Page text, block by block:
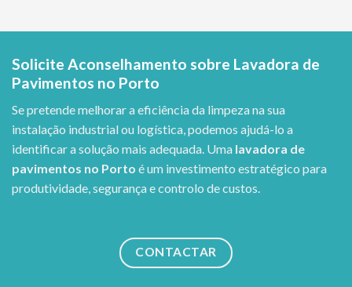
Solicite Aconselhamento sobre Lavadora de
Pavimentos no Porto
Se pretende melhorar a eficiência da limpeza na sua
instalação industrial ou logística, podemos ajudá-lo a
identificar a solução mais adequada. Uma lavadora de
pavimentos no Porto é um investimento estratégico para
produtividade, segurança e controlo de custos.
CONTACTAR